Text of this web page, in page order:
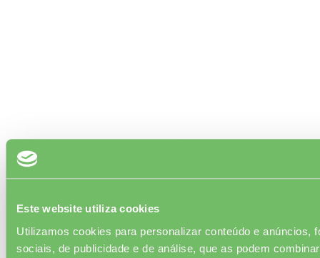
Este website utiliza cookies
Utilizamos cookies para personalizar conteúdo e
sociais, de publicidade e de análise, que as podem